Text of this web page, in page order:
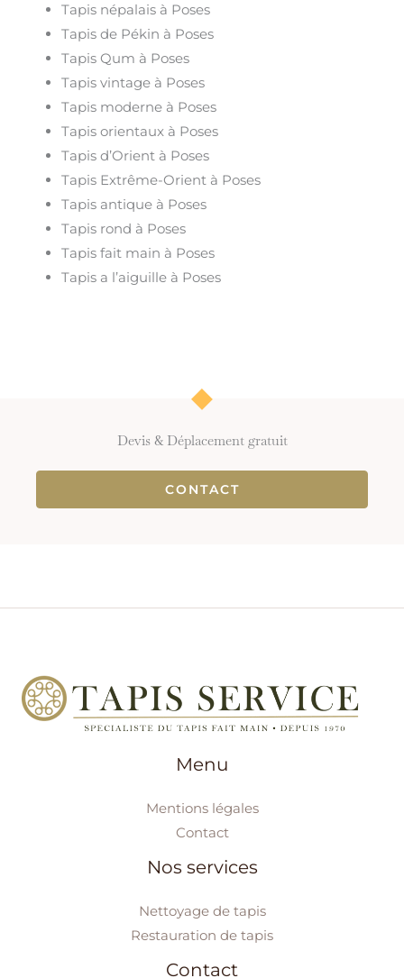
Tapis népalais à Poses
Tapis de Pékin à Poses
Tapis Qum à Poses
Tapis vintage à Poses
Tapis moderne à Poses
Tapis orientaux à Poses
Tapis d’Orient à Poses
Tapis Extrême-Orient à Poses
Tapis antique à Poses
Tapis rond à Poses
Tapis fait main à Poses
Tapis a l’aiguille à Poses
Devis & Déplacement gratuit
CONTACT
Menu
Mentions légales
Contact
Nos services
Nettoyage de tapis
Restauration de tapis
Contact